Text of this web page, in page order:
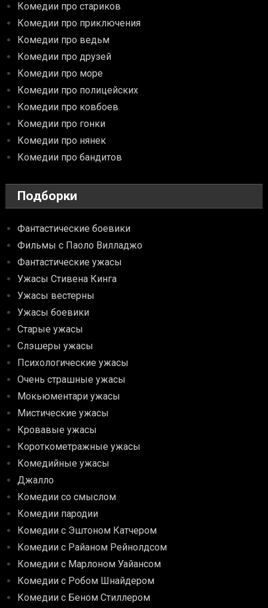
Комедии про стариков
Комедии про приключения
Комедии про ведьм
Комедии про друзей
Комедии про море
Комедии про полицейских
Комедии про ковбоев
Комедии про гонки
Комедии про нянек
Комедии про бандитов
Подборки
Фантастические боевики
Фильмы с Паоло Вилладжо
Фантастические ужасы
Ужасы Стивена Кинга
Ужасы вестерны
Ужасы боевики
Старые ужасы
Слэшеры ужасы
Психологические ужасы
Очень страшные ужасы
Мокьюментари ужасы
Мистические ужасы
Кровавые ужасы
Короткометражные ужасы
Комедийные ужасы
Джалло
Комедии со смыслом
Комедии пародии
Комедии с Эштоном Катчером
Комедии с Райаном Рейнолдсом
Комедии с Марлоном Уайансом
Комедии с Робом Шнайдером
Комедии с Беном Стиллером